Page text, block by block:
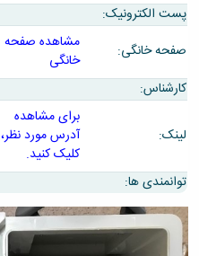
تحصیلات
تکمیلی
پست الکترونیک:
صفحه خانگی:
مشاهده صفحه
خانگی
کارشناس:
لینک:
برای مشاهده
آدرس مورد نظر،
کلیک کنید.
توانمندی ها: